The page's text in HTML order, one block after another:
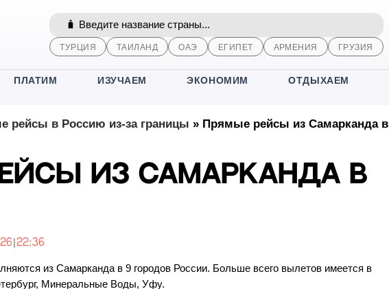
ТУРЦИЯ ТАИЛАНД ОАЭ ЕГИПЕТ АРМЕНИЯ ГРУЗИЯ
ПЛАТИМ ИЗУЧАЕМ ЭКОНОМИМ ОТДЫХАЕМ
рейсы в Россию из-за границы » Прямые рейсы из Самарканда в
из Самарканда в
22:36
из Самарканда в 9 городов России. Больше всего вылетов имеется в
Минеральные Воды, Уфу.